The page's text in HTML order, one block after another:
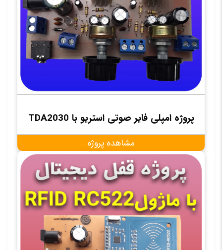
پروژه امپلی فایر صوتی استریو با TDA2030
مشاهده پروژه